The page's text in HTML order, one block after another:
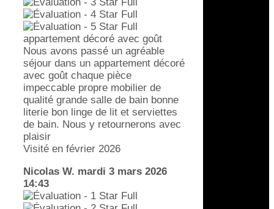
appartement décoré avec goût
Nous avons passé un agréable
séjour dans un appartement décoré
avec goût chaque pièce
impeccable propre mobilier de
qualité grande salle de bain bonne
literie bon linge de lit et serviettes
de bain. Nous y retournerons avec
plaisir
Visité en février 2026
Nicolas W. mardi 3 mars 2026
14:43